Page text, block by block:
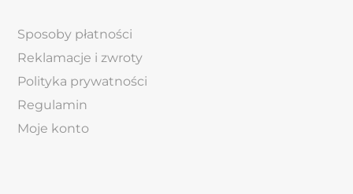
Sposoby płatności
Reklamacje i zwroty
Polityka prywatności
Regulamin
Moje konto